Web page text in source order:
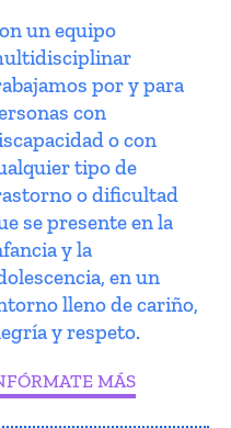
un equipo
por y para
con
o con
tipo de
o dificultad
se presente en la
y la
en un
lleno de cariño,
y respeto.
MÁS